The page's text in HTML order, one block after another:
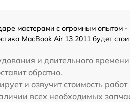
мастерами с огромным опытом -
MacBook Air 13 2011 будет
и длительного
обратно.
и озвучит стоимость
всех необходимых